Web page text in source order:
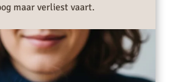
maar verliest vaart.